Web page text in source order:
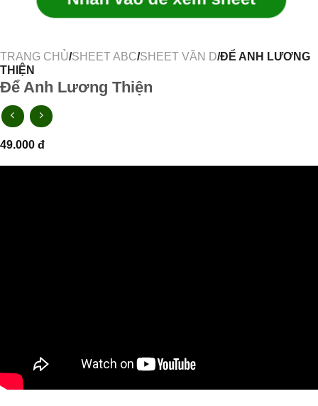
TRANG CHỦ/SHEET ABC/SHEET VẦN D/ĐỂ ANH LƯƠNG
THIỆN
Để Anh Lương Thiện
49.000 đ